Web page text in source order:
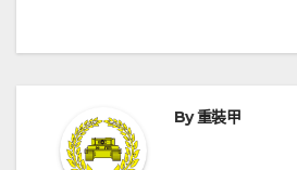
覽
By重裝甲